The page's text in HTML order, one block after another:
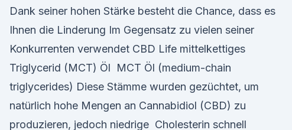
Dank seiner hohen Stärke besteht die Chance, dass es
Ihnen die Linderung Im Gegensatz zu vielen seiner
Konkurrenten verwendet CBD Life mittelkettiges
Triglycerid (MCT) Öl MCT Öl (medium-chain
triglycerides) Diese Stämme wurden gezüchtet, um
natürlich hohe Mengen an Cannabidiol (CBD) zu
produzieren, jedoch niedrige Cholesterin schnell